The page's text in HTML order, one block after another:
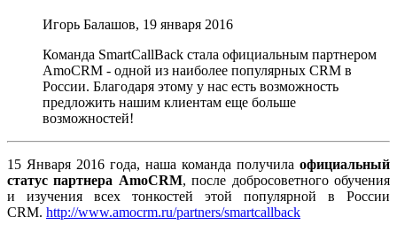
Игорь Балашов, 19 января 2016
Команда SmartCallBack стала официальным партнером
AmoCRM - одной из наиболее популярных CRM в
России. Благодаря этому у нас есть возможность
предложить нашим клиентам еще больше
возможностей!
15 Января 2016 года, наша команда получила официальный
статус партнера AmoCRM, после добросоветного обучения
и изучения всех тонкостей этой популярной в России
CRM. http://www.amocrm.ru/partners/smartcallback